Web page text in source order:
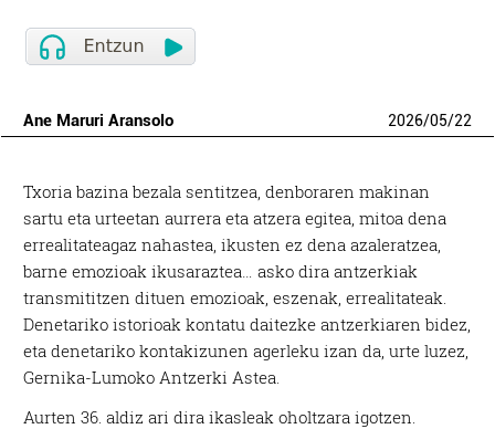
Ane Maruri Aransolo 2026/05/22
Txoria bazina bezala sentitzea, denboraren makinan
sartu eta urteetan aurrera eta atzera egitea, mitoa dena
errealitateagaz nahastea, ikusten ez dena azaleratzea,
barne emozioak ikusaraztea… asko dira antzerkiak
transmititzen dituen emozioak, eszenak, errealitateak.
Denetariko istorioak kontatu daitezke antzerkiaren bidez,
eta denetariko kontakizunen agerleku izan da, urte luzez,
Gernika-Lumoko Antzerki Astea.
Aurten 36. aldiz ari dira ikasleak oholtzara igotzen.